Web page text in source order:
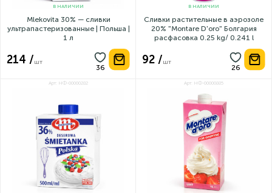
В НАЛИЧИИ
Mlekovita 30% — сливки
ультрапастеризованные | Польша |
1 л
214 /шт
В НАЛИЧИИ
Сливки растительные в аэрозоле
20% "Montare D'oro" Болгария
расфасовка 0.25 kg/ 0.241 l
92 /шт
Арт: НФ-00000282 Арт: НФ-00000885